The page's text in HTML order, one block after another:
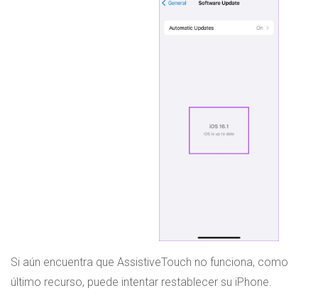
Si aún encuentra que AssistiveTouch no funciona, como
último recurso, puede intentar restablecer su iPhone.